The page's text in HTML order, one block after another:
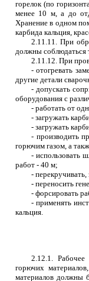
горелок (по
менее 10 м, а до
Хранение в одном
карбида кальция,
2.11.11. При
должны соблюдаться
2.11.12. При
- отогревать
другие детали
- допускать
оборудования с
- работать от
- загружать
- загружать
- производить
горючим газом, а
- использовать
работ - 40 м;
-
- переносить
- форсировать
- применять
кальция.
2.12.1.
горючих
материалов должны